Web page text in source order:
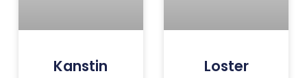
Kanstin Loster